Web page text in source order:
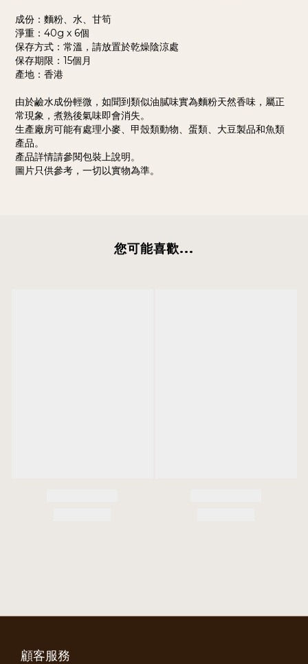
成份：麵粉、水、甘筍
淨重：40g x 6個
保存方式：常溫，請放置於乾燥陰涼處
保存期限：15個月
產地：香港
由於鹼水成份輕微，如聞到類似油膩味實為麵粉天然香味，屬正
常現象，煮熟後氣味即會消失。
生產廠房可能有處理小麥、甲殼類動物、蛋類、大豆製品和魚類
產品。
產品詳情請參閱包裝上說明。
圖片只供參考，一切以實物為準。
您可能喜歡...
顧客服務